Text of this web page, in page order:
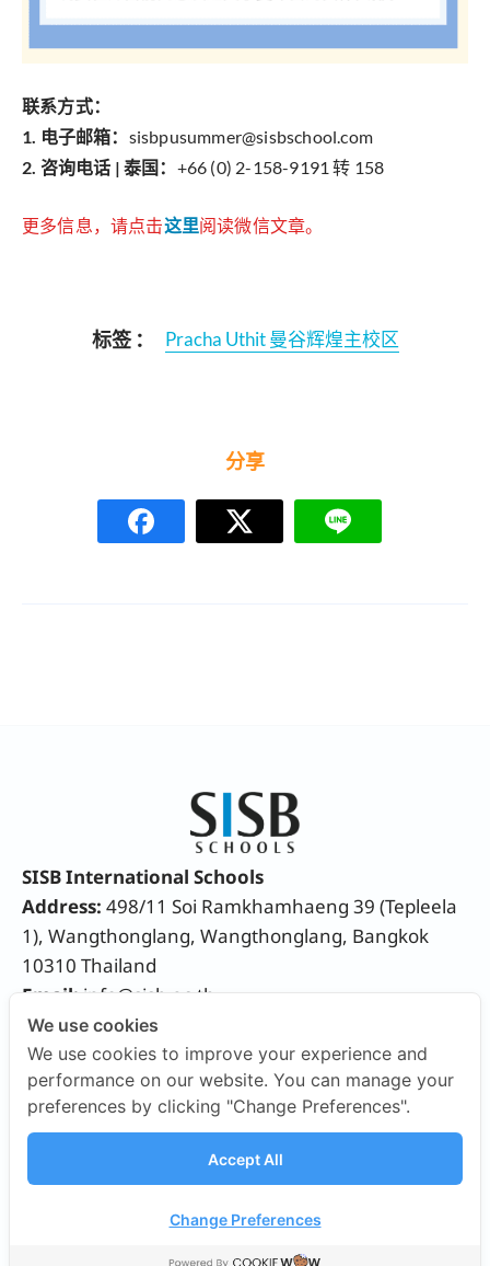
联系方式：
1. 电子邮箱： sisbpusummer@sisbschool.com
2. 咨询电话 | 泰国： +66 (0) 2-158-9191 转 158
更多信息，请点击这里阅读微信文章。
标签 ： Pracha Uthit 曼谷辉煌主校区
分享
SISB International Schools
Address:498/11 Soi Ramkhamhaeng 39 (Tepleela
1), Wangthonglang, Wangthonglang, Bangkok
10310 Thailand
Email: info@sisb.ac.th
Phone: +66 2158 9191
FEATURED LINKS
We use cookies
We use cookies to improve your experience and
performance on our website. You can manage your
preferences by clicking "Change Preferences".
Accept All
Change Preferences